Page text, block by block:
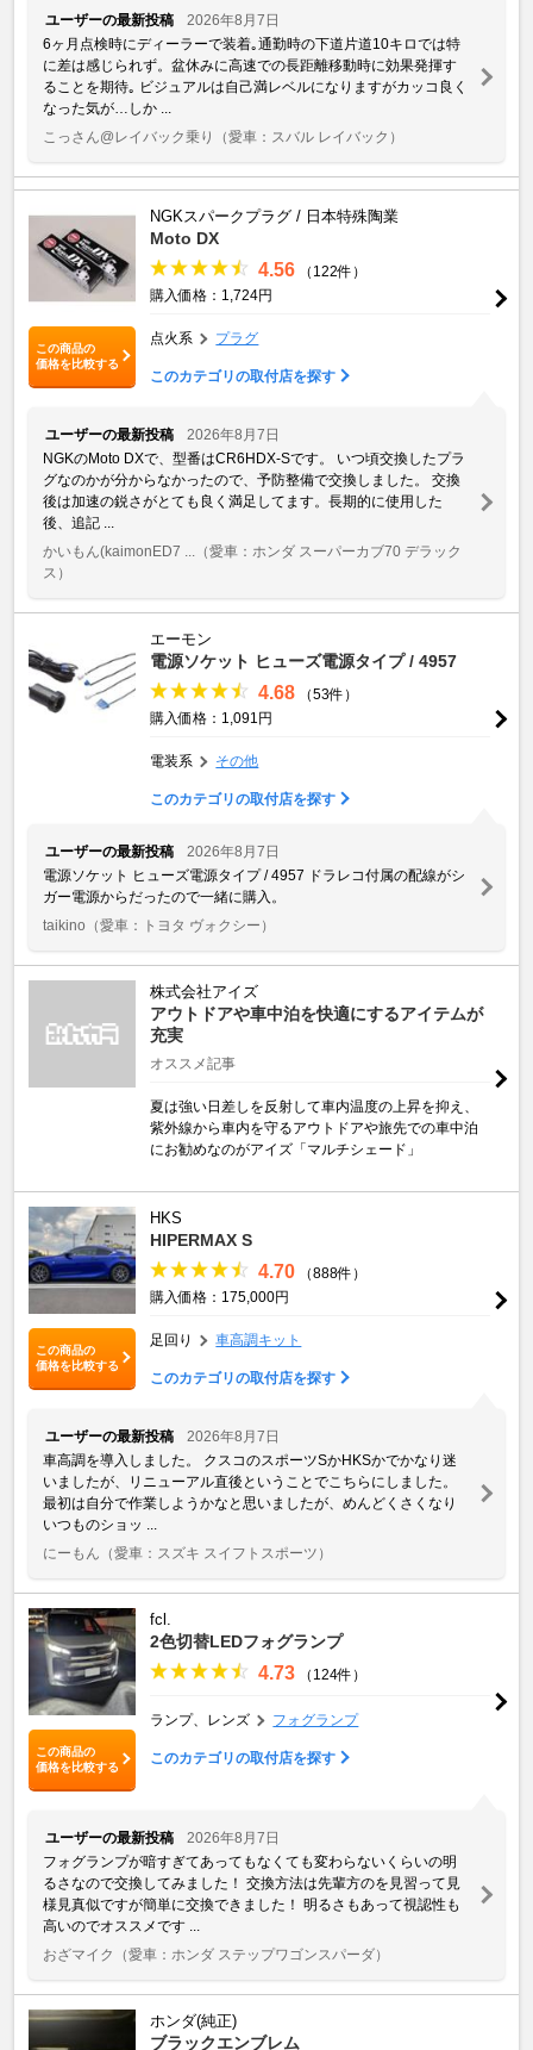
ユーザーの最新投稿
2026年8月7日
6ヶ月点検時にディーラーで装着｡通勤時の下道片道10キロでは特
に差は感じられず。盆休みに高速での長距離移動時に効果発揮す
ることを期待｡ ビジュアルは自己満レベルになりますがカッコ良く
なった気が…しか ...
こっさん@レイバック乗り
（愛車：スバル レイバック）
この商品の
価格を比較する
NGKスパークプラグ / 日本特殊陶業
Moto DX
4.56
（122件）
購入価格：1,724円
点火系 プラグ
このカテゴリの取付店を探す
ユーザーの最新投稿
2026年8月7日
NGKのMoto DXで、型番はCR6HDX-Sです。 いつ頃交換したプラ
グなのかが分からなかったので、予防整備で交換しました。 交換
後は加速の鋭さがとても良く満足してます。長期的に使用した
後、追記 ...
かいもん(kaimonED7 ...
（愛車：ホンダ スーパーカブ70 デラック
ス）
エーモン
電源ソケット ヒューズ電源タイプ / 4957
4.68
（53件）
購入価格：1,091円
電装系 その他
このカテゴリの取付店を探す
ユーザーの最新投稿
2026年8月7日
電源ソケット ヒューズ電源タイプ / 4957 ドラレコ付属の配線がシ
ガー電源からだったので一緒に購入。
taikino （愛車：トヨタ ヴォクシー）
株式会社アイズ
アウトドアや車中泊を快適にするアイテムが
充実
オススメ記事
夏は強い日差しを反射して車内温度の上昇を抑え、
紫外線から車内を守るアウトドアや旅先での車中泊
にお勧めなのがアイズ「マルチシェード」
この商品の
価格を比較する
HKS
HIPERMAX S
4.70
（888件）
購入価格：175,000円
足回り 車高調キット
このカテゴリの取付店を探す
ユーザーの最新投稿
2026年8月7日
車高調を導入しました。 クスコのスポーツSかHKSかでかなり迷
いましたが、リニューアル直後ということでこちらにしました。
最初は自分で作業しようかなと思いましたが、めんどくさくなり
いつものショッ ...
にーもん （愛車：スズキ スイフトスポーツ）
この商品の
価格を比較する
fcl.
2色切替LEDフォグランプ
4.73 （124件）
ランプ、レンズ フォグランプ
このカテゴリの取付店を探す
ユーザーの最新投稿
2026年8月7日
フォグランプが暗すぎてあってもなくても変わらないくらいの明
るさなので交換してみました！ 交換方法は先輩方のを見習って見
様見真似ですが簡単に交換できました！ 明るさもあって視認性も
高いのでオススメです ...
おざマイク
（愛車：ホンダ ステップワゴンスパーダ）
ホンダ(純正)
ブラックエンブレム